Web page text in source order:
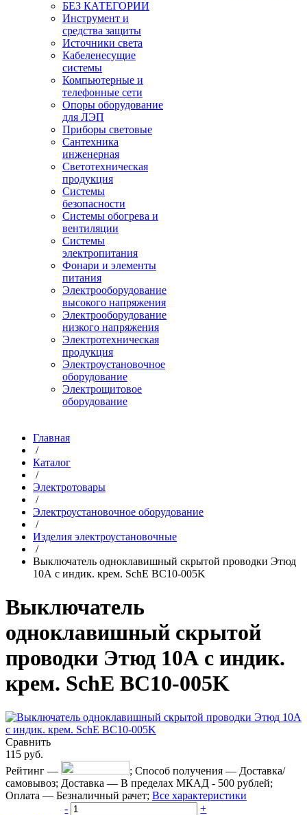
БЕЗ КАТЕГОРИИ
Инструмент и
средства защиты
Источники света
Кабеленесущие
системы
Компьютерные и
телефонные сети
Опоры оборудование
для ЛЭП
Приборы световые
Сантехника
инженерная
Светотехническая
продукция
Системы
безопасности
Системы обогрева и
вентиляции
Системы
электропитания
Фонари и элементы
питания
Электрооборудование
высокого напряжения
Электрооборудование
низкого напряжения
Электротехническая
продукция
Электроустановочное
оборудование
Электрощитовое
оборудование
Главная
/
Каталог
/
Электротовары
/
Электроустановочное оборудование
/
Изделия электроустановочные
/
Выключатель одноклавишный скрытой проводки Этюд
10А с индик. крем. SchE BC10-005K
Выключатель
одноклавишный скрытой
проводки Этюд 10А с индик.
крем. SchE BC10-005K
Сравнить
115 руб.
Рейтинг — ; Способ получения — Доставка/
самовывоз; Доставка — В пределах МКАД - 500 рублей;
Оплата — Безналичный рачет; Все характеристики
-
+